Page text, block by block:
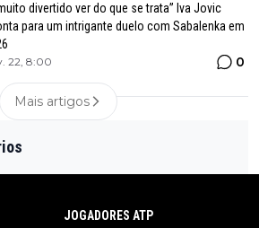
divertido ver do que se trata” Iva Jovic
para um intrigante duelo com Sabalenka em
22, 8:00 0
Mais artigos
JOGADORES ATP